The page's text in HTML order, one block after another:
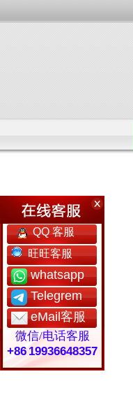
QQ 客服
旺旺客服
whatsapp
Telegrem
eMail客服
微信/电话客服
+86 19936648357